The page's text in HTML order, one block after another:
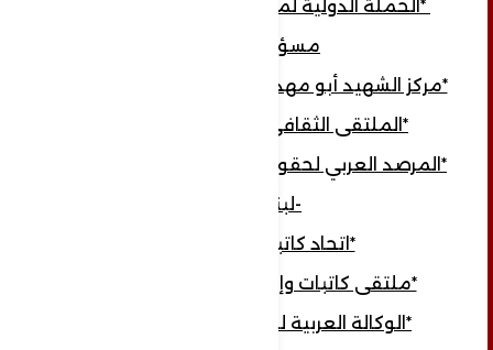
*الحملة الدولية لمناصرة الأسرى)اسرانا
مسؤولية)
*مركز الشهيد أبو مهدي المهندس -العراق
*الملتقى الثقافي النسائي -لبنان
*المرصد العربي لحقوق الإنسان والمواطنة
-لبنان
*اتحاد كاتبات اليمن
*ملتقى كاتبات وإعلاميات المسيرة
*الوكالة العربية للدراسات والإعلام